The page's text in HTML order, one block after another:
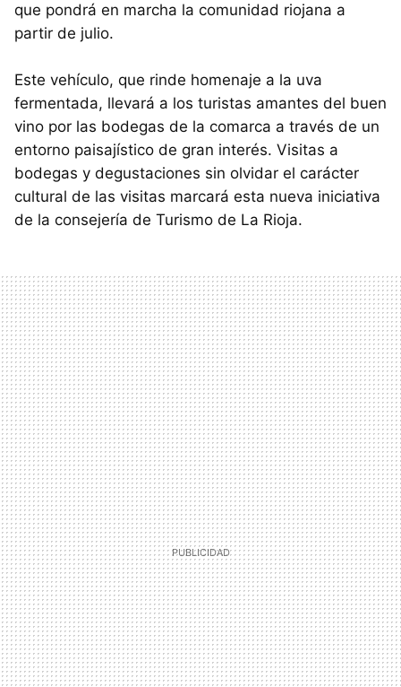
que pondrá en marcha la comunidad riojana a
partir de julio.
Este vehículo, que rinde homenaje a la uva
fermentada, llevará a los turistas amantes del buen
vino por las bodegas de la comarca a través de un
entorno paisajístico de gran interés. Visitas a
bodegas y degustaciones sin olvidar el carácter
cultural de las visitas marcará esta nueva iniciativa
de la consejería de Turismo de La Rioja.